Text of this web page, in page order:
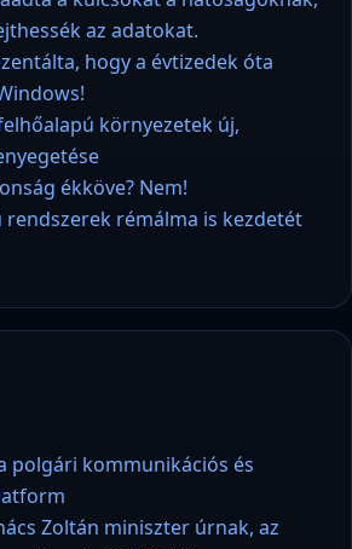
az adatokat.
hogy a évtizedek óta
környezetek új,
ékköve? Nem!
rendszerek rémálma is kezdetét
polgári kommunikációs és
Zoltán miniszter úrnak, az